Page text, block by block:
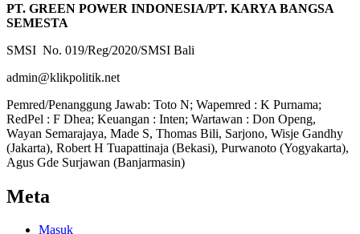
PT. GREEN POWER INDONESIA/PT. KARYA BANGSA
SEMESTA
SMSI No. 019/Reg/2020/SMSI Bali
admin@klikpolitik.net
Pemred/Penanggung Jawab: Toto N; Wapemred : K Purnama;
RedPel : F Dhea; Keuangan : Inten; Wartawan : Don Openg,
Wayan Semarajaya, Made S, Thomas Bili, Sarjono, Wisje Gandhy
(Jakarta), Robert H Tuapattinaja (Bekasi), Purwanoto (Yogyakarta),
Agus Gde Surjawan (Banjarmasin)
Meta
Masuk